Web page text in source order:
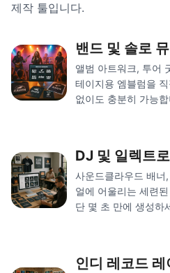
제작 툴입니다.
밴드 및 솔로
앨범 아트워크, 투어
테이지용 엠블럼을
없이도 충분히 가능
DJ 및 일렉트
사운드클라우드 배너
얼에 어울리는 세련
단 몇 초 만에 생성하
인디 레코드 레